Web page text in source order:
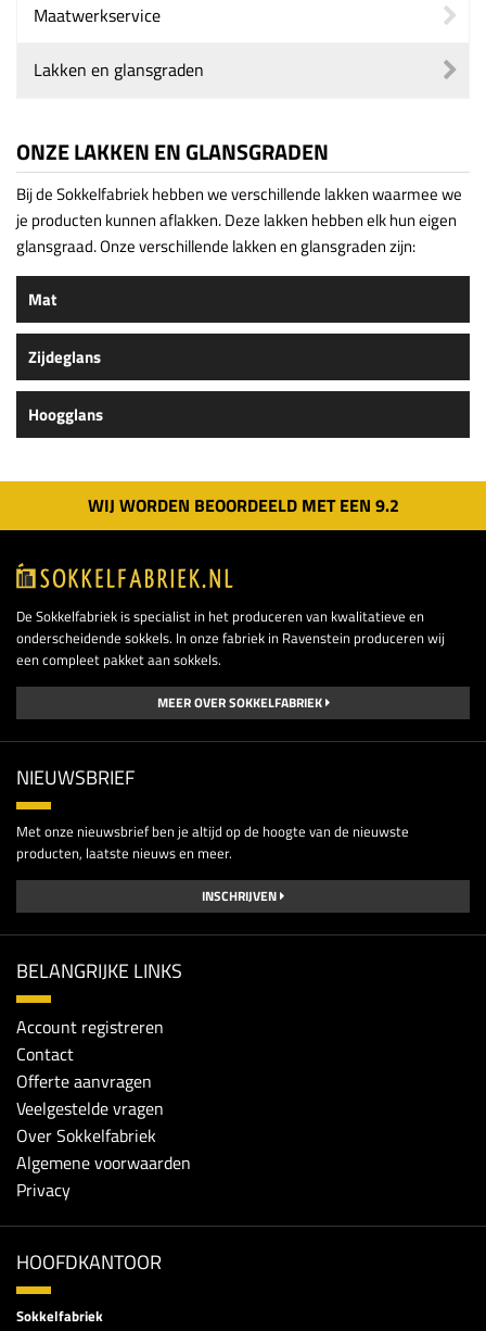
Maatwerkservice
Lakken en glansgraden
ONZE LAKKEN EN GLANSGRADEN
Bij de Sokkelfabriek hebben we verschillende lakken waarmee we
je producten kunnen aflakken. Deze lakken hebben elk hun eigen
glansgraad. Onze verschillende lakken en glansgraden zijn:
Mat
Zijdeglans
Hoogglans
WIJ WORDEN BEOORDEELD MET EEN 9.2
De Sokkelfabriek is specialist in het produceren van kwalitatieve en
onderscheidende sokkels. In onze fabriek in Ravenstein produceren wij
een compleet pakket aan sokkels.
MEER OVER SOKKELFABRIEK
NIEUWSBRIEF
Met onze nieuwsbrief ben je altijd op de hoogte van de nieuwste
producten, laatste nieuws en meer.
INSCHRIJVEN
BELANGRIJKE LINKS
Account registreren
Contact
Offerte aanvragen
Veelgestelde vragen
Over Sokkelfabriek
Algemene voorwaarden
Privacy
HOOFDKANTOOR
Sokkelfabriek